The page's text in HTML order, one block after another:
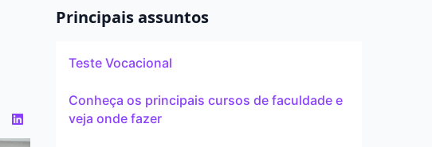
Principais assuntos
Teste Vocacional
Conheça os principais cursos de faculdade e
veja onde fazer